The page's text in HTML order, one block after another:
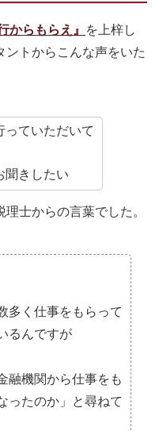
からもらえ』
を上梓し
ントからこんな声をいた
っていただいて
聞きしたい
士からの言葉でした。
多く仕事をもらって
るんですが
融機関から仕事をも
ったのか」と尋ねて